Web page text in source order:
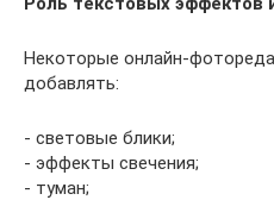
Некоторые онлайн-
добавлять:
- световые блики;
- эффекты свечения;
- туман;